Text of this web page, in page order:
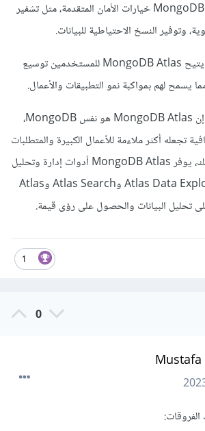
: يوفر MongoDB Atlas خيارات الأمان المتقدمة، مثل تشفير
وتوفير النسخ الاحتياطية للبيانات.
: يتيح MongoDB Atlas للمستخدمين توسيع
يسمح لهم بمواكبة نمو التطبيقات والأعمال.
، يمكن القول إن MongoDB Atlas هو نفس MongoDB،
تجعله أكثر ملاءمة للأعمال الكبيرة والمتطلبات
العالية. وبالإضافة إلى ذلك، يوفر MongoDB Atlas أدوات إدارة وتحليل
بيانات مفيدة، مثل Atlas Data Explorer وAtlas Search وAtlas
1
0